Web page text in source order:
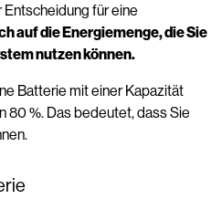
für eine
auf die Energiemenge, die Sie
nutzen können.
Batterie mit einer Kapazität
80 %. Das bedeutet, dass Sie